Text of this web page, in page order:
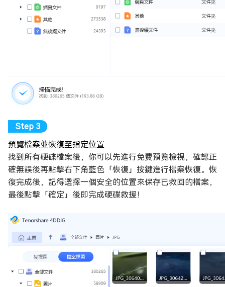
預覽檔案並恢復至指定位置
找到所有硬碟檔案後，你可以先進行免費預覽檢視，確認正
確無誤後再點擊右下角藍色「恢復」按鍵進行檔案恢復。恢
復完成後，記得選擇一個安全的位置來保存已救回的檔案，
最後點擊「確定」後即完成硬碟救援！